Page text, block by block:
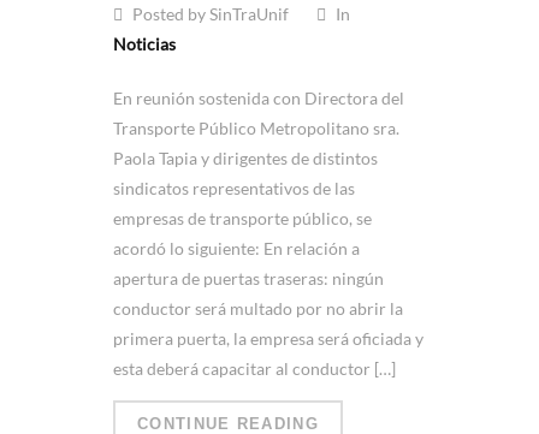
Posted by SinTraUnif
In
Noticias
En reunión sostenida con Directora del
Transporte Público Metropolitano sra.
Paola Tapia y dirigentes de distintos
sindicatos representativos de las
empresas de transporte público, se
acordó lo siguiente: En relación a
apertura de puertas traseras: ningún
conductor será multado por no abrir la
primera puerta, la empresa será oficiada y
esta deberá capacitar al conductor […]
CONTINUE READING